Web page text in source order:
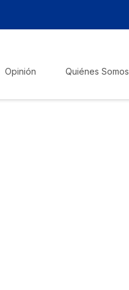
Opinión Quiénes Somos